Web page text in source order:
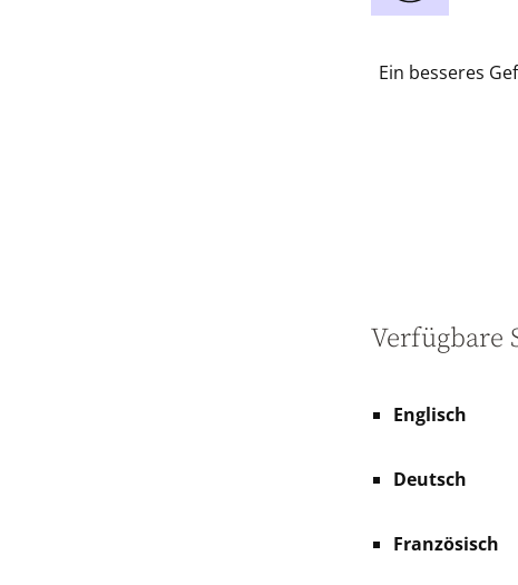
Ein besseres
Verfügbare
Englisch
Deutsch
Französisch